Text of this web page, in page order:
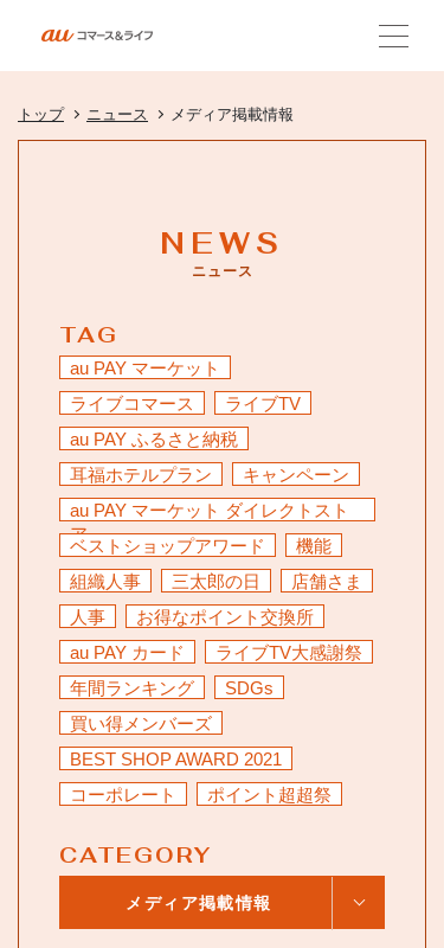
会社概要
ニュース
採用情報
お問い合わせ
トップ ニュース メディア掲載情報
NEWS
ニュース
TAG
au PAY マーケット
ライブコマース
ライブTV
au PAY ふるさと納税
耳福ホテルプラン
キャンペーン
au PAY マーケット ダイレクトスト
ア
ベストショップアワード
機能
組織人事
三太郎の日
店舗さま
人事
お得なポイント交換所
au PAY カード
ライブTV大感謝祭
年間ランキング
SDGs
買い得メンバーズ
BEST SHOP AWARD 2021
コーポレート
ポイント超超祭
CATEGORY
メディア掲載情報